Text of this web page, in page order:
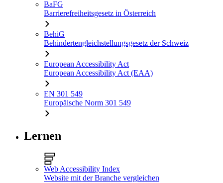
BaFG
Barrierefreiheitsgesetz in Österreich
BehiG
Behindertengleichstellungsgesetz der Schweiz
European Accessibility Act
European Accessibility Act (EAA)
EN 301 549
Europäische Norm 301 549
Lernen
Web Accessibility Index
Website mit der Branche vergleichen